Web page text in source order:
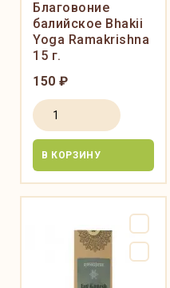
Благовоние
балийское Bhakii
Yoga Ramakrishna
15 г.
150 ₽
В КОРЗИНУ